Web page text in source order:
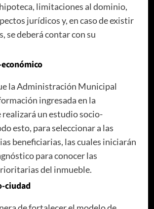
limitaciones al dominio,
jurídicos y, en caso de existir
se deberá contar con su
la Administración Municipal
ingresada en la
realizará un estudio socio-
esto, para seleccionar a las
beneficiarias, las cuales iniciarán
para conocer las
del inmueble.
ciudad